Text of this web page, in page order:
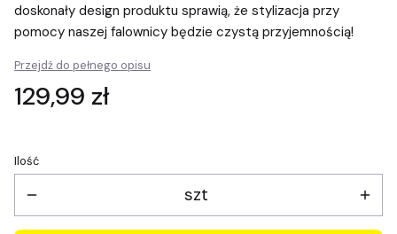
doskonały design produktu sprawią, że stylizacja przy
pomocy naszej falownicy będzie czystą przyjemnością!
Przejdź do pełnego opisu
Cena
129,99 zł
Ilość
szt